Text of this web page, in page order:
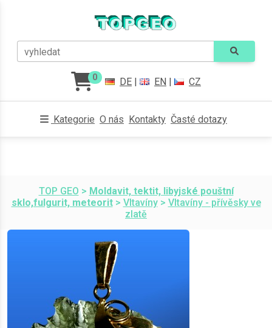
vyhledat
0 DE | EN | CZ
Kategorie O nás Kontakty Časté dotazy
TOP GEO > Moldavit, tektit, libyjské pouštní
sklo,fulgurit, meteorit> Vltavíny> Vltavíny - přívěsky ve
zlatě